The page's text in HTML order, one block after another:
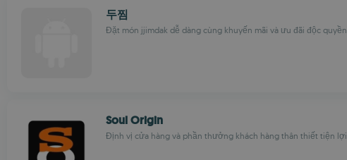
두찜
Đặt món jjimdak dễ dàng cùng khuyến mãi và ưu đãi độc quyền
Soul Origin
Định vị cửa hàng và phần thưởng khách hàng thân thiết tiện lợi